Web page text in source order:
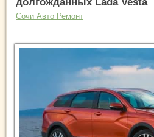
Сочи Авто Ремонт